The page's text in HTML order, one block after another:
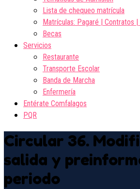
Lista de chequeo matrícula
Matrículas: Pagaré | Contratos
Becas
Servicios
Restaurante
Transporte Escolar
Banda de Marcha
Enfermería
Entérate Comfalagos
PQR
Circular 36.
salida y
periodo